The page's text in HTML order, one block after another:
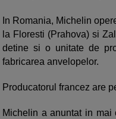
In Romania, Michelin
la Floresti (Prahova) si
detine si o unitate de
fabricarea anvelopelor.
Producatorul francez are
Michelin a anuntat in